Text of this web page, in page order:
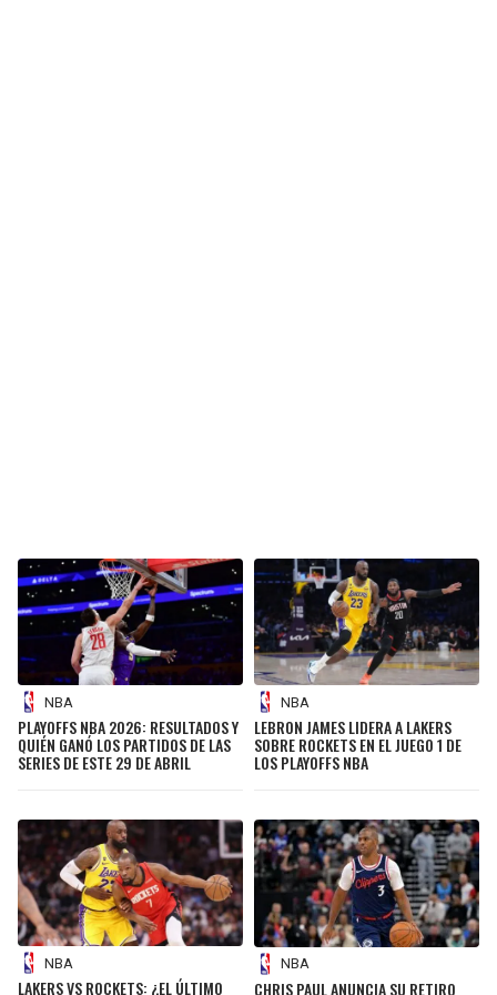
NBA
PLAYOFFS NBA 2026: RESULTADOS Y
QUIÉN GANÓ LOS PARTIDOS DE LAS
SERIES DE ESTE 29 DE ABRIL
NBA
LEBRON JAMES LIDERA A LAKERS
SOBRE ROCKETS EN EL JUEGO 1 DE
LOS PLAYOFFS NBA
NBA
LAKERS VS ROCKETS: ¿EL ÚLTIMO
NBA
CHRIS PAUL ANUNCIA SU RETIRO